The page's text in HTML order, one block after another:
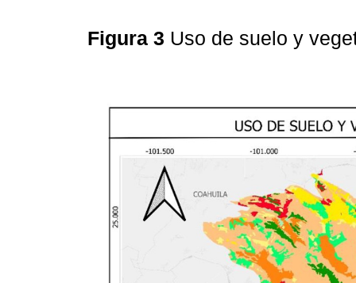
Figura 3 Uso de suelo y